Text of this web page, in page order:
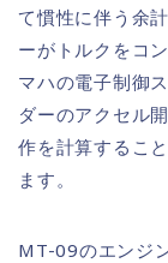
て慣性に伴う余
ーがトルクをコ
マハの電子制御
ダーのアクセル
作を計算するこ
ます。
MT-09のエンジ